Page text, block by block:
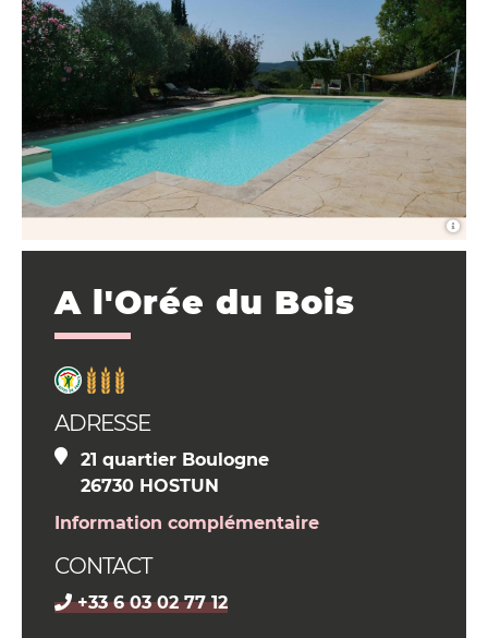
A l'Orée du Bois
ADRESSE
21 quartier Boulogne
26730 HOSTUN
Information complémentaire
CONTACT
+33 6 03 02 77 12